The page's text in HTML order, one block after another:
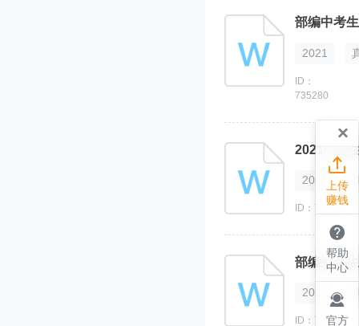
部编中考
2021
ID：
735280
2021中考
2021
ID：735281
部编中考
2021
ID：735283
×

上传
赚钱

帮助
中心

官方